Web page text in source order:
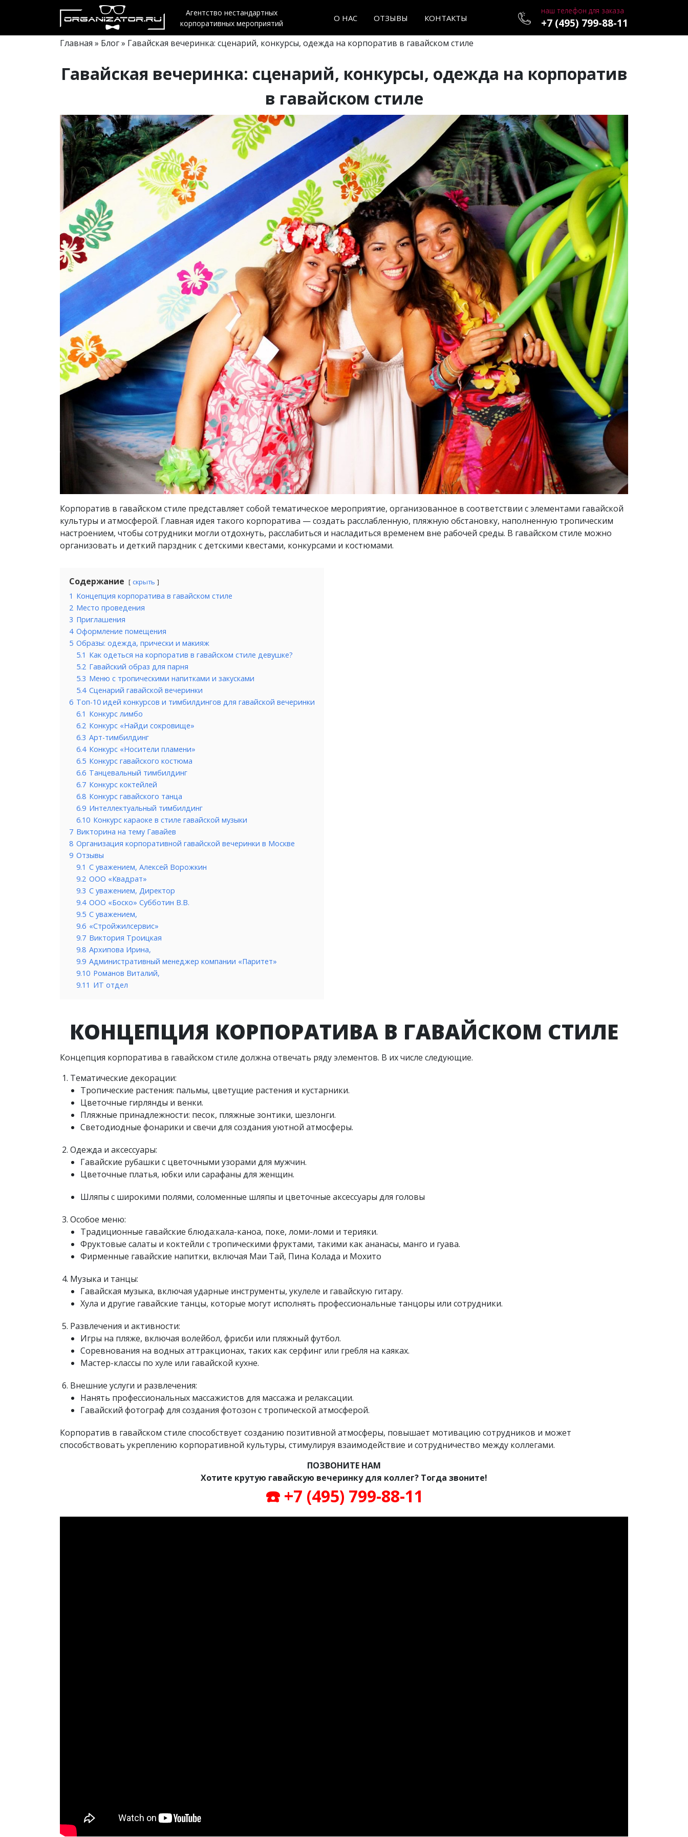
Агентство нестандартных
корпоративных мероприятий
О НАС ОТЗЫВЫ КОНТАКТЫ
наш телефон для заказа
+7 (495) 799-88-11
Главная » Блог» Гавайская вечеринка: сценарий, конкурсы, одежда на корпоратив в гавайском стиле
Гавайская вечеринка: сценарий, конкурсы, одежда на корпоратив
в гавайском стиле
Корпоратив в гавайском стиле представляет собой тематическое мероприятие, организованное в соответствии с элементами гавайской
культуры и атмосферой. Главная идея такого корпоратива — создать расслабленную, пляжную обстановку, наполненную тропическим
настроением, чтобы сотрудники могли отдохнуть, расслабиться и насладиться временем вне рабочей среды. В гавайском стиле можно
организовать и деткий парздник с детскими квестами, конкурсами и костюмами.
Содержание скрыть
1 Концепция корпоратива в гавайском стиле
2 Место проведения
3 Приглашения
4 Оформление помещения
5 Образы: одежда, прически и макияж
5.1 Как одеться на корпоратив в гавайском стиле девушке?
5.2 Гавайский образ для парня
5.3 Меню с тропическими напитками и закусками
5.4 Сценарий гавайской вечеринки
6 Топ-10 идей конкурсов и тимбилдингов для гавайской вечеринки
6.1 Конкурс лимбо
6.2 Конкурс «Найди сокровище»
6.3 Арт-тимбилдинг
6.4 Конкурс «Носители пламени»
6.5 Конкурс гавайского костюма
6.6 Танцевальный тимбилдинг
6.7 Конкурс коктейлей
6.8 Конкурс гавайского танца
6.9 Интеллектуальный тимбилдинг
6.10 Конкурс караоке в стиле гавайской музыки
7 Викторина на тему Гавайев
8 Организация корпоративной гавайской вечеринки в Москве
9 Отзывы
9.1 С уважением, Алексей Ворожкин
9.2 ООО «Квадрат»
9.3 С уважением, Директор
9.4 ООО «Боско» Субботин В.В.
9.5 С уважением,
9.6 «Стройжилсервис»
9.7 Виктория Троицкая
9.8 Архипова Ирина,
9.9 Административный менеджер компании «Паритет»
9.10 Романов Виталий,
9.11 ИТ отдел
КОНЦЕПЦИЯ КОРПОРАТИВА В ГАВАЙСКОМ СТИЛЕ
Концепция корпоратива в гавайском стиле должна отвечать ряду элементов. В их числе следующие.
Тематические декорации:
Тропические растения: пальмы, цветущие растения и кустарники.
Цветочные гирлянды и венки.
Пляжные принадлежности: песок, пляжные зонтики, шезлонги.
Светодиодные фонарики и свечи для создания уютной атмосферы.
Одежда и аксессуары:
Гавайские рубашки с цветочными узорами для мужчин.
Цветочные платья, юбки или сарафаны для женщин.
Шляпы с широкими полями, соломенные шляпы и цветочные аксессуары для головы
Особое меню:
Традиционные гавайские блюда:кала-каноа, поке, ломи-ломи и терияки.
Фруктовые салаты и коктейли с тропическими фруктами, такими как ананасы, манго и гуава.
Фирменные гавайские напитки, включая Маи Тай, Пина Колада и Мохито
Музыка и танцы:
Гавайская музыка, включая ударные инструменты, укулеле и гавайскую гитару.
Хула и другие гавайские танцы, которые могут исполнять профессиональные танцоры или сотрудники.
Развлечения и активности:
Игры на пляже, включая волейбол, фрисби или пляжный футбол.
Соревнования на водных аттракционах, таких как серфинг или гребля на каяках.
Мастер-классы по хуле или гавайской кухне.
Внешние услуги и развлечения:
Нанять профессиональных массажистов для массажа и релаксации.
Гавайский фотограф для создания фотозон с тропической атмосферой.
Корпоратив в гавайском стиле способствует созданию позитивной атмосферы, повышает мотивацию сотрудников и может
способствовать укреплению корпоративной культуры, стимулируя взаимодействие и сотрудничество между коллегами.
ПОЗВОНИТЕ НАМ
Хотите крутую гавайскую вечеринку для коллег? Тогда звоните!
☎️ +7 (495) 799-88-11